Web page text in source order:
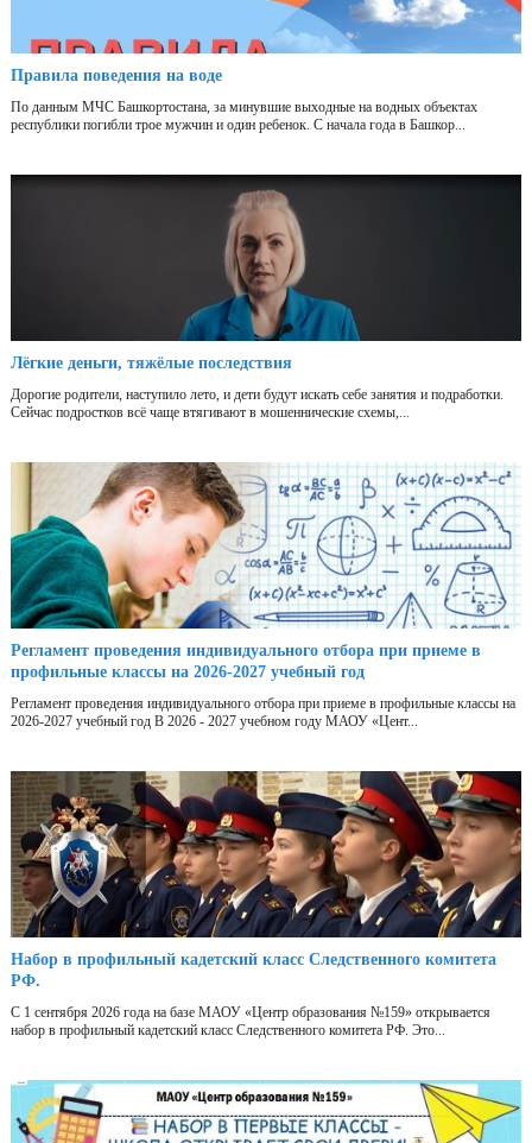
Правила поведения на воде
По данным МЧС Башкортостана, за минувшие выходные на водных объектах
республики погибли трое мужчин и один ребенок. С начала года в Башкор...
Лёгкие деньги, тяжёлые последствия
Дорогие родители, наступило лето, и дети будут искать себе занятия и подработки.
Сейчас подростков всё чаще втягивают в мошеннические схемы,...
Регламент проведения индивидуального отбора при приеме в
профильные классы на 2026-2027 учебный год
Регламент проведения индивидуального отбора при приеме в профильные классы на
2026-2027 учебный год В 2026 - 2027 учебном году МАОУ «Цент...
Набор в профильный кадетский класс Следственного комитета
РФ.
С 1 сентября 2026 года на базе МАОУ «Центр образования №159» открывается
набор в профильный кадетский класс Следственного комитета РФ. Это...